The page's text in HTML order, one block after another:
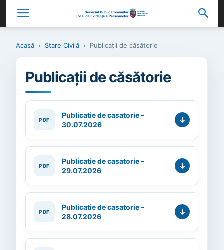
Acasă Stare Civilă Publicații de căsătorie
Publicații de căsătorie
Publicatie de casatorie –
30.07.2026
Publicatie de casatorie –
29.07.2026
Publicatie de casatorie –
28.07.2026